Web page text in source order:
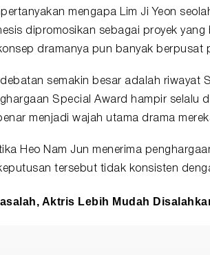
mengapa Lim Ji Yeon
dipromosikan sebagai proyek
dramanya pun banyak berpusat
semakin besar adalah riwayat
Special Award hampir selalu
menjadi wajah utama drama
Heo Nam Jun menerima
tersebut tidak konsisten
Aktris Lebih Mudah